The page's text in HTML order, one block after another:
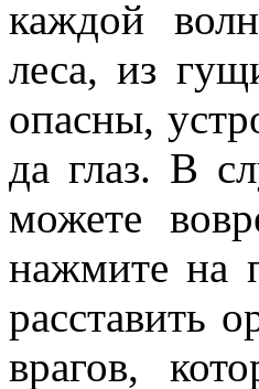
каждой
леса, из
опасны,
да глаз. В
можете
нажмите на
расставить
врагов,